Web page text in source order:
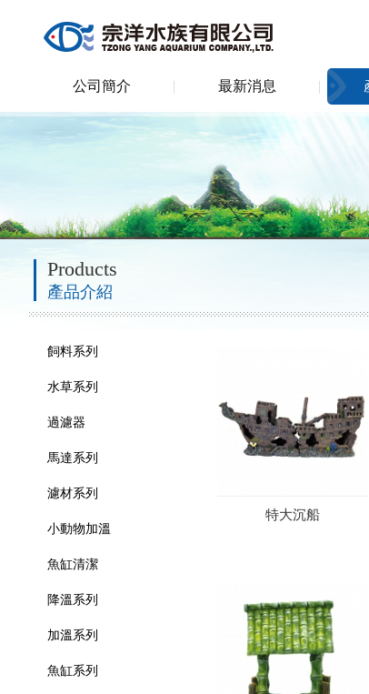
公司簡介 最新消息
Products
產品介紹
飼料系列
水草系列
過濾器
馬達系列
濾材系列
小動物加溫
魚缸清潔
降溫系列
加溫系列
魚缸系列
特大沉船